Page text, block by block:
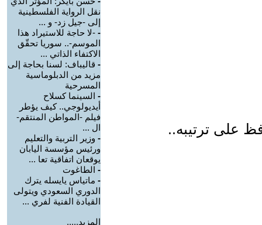
على ترتيبه..
نقل الرواية الفلسطينية
إلى -جيل زد- و ...
- -لا حاجة للاستيراد هذا
الموسم-.. سوريا تحقّق
الاكتفاء الذاتي ...
- قاليباف: لسنا بحاجة إلى
مزيد من الدبلوماسية
المسرحية
- السينما كسلاح
أيديولوجي.. كيف يؤطر
فيلم -المواطن المنتقم-
ال ...
- وزير التربية والتعليم
ورئيس مؤسسة اليابان
يوقعان اتفاقية تعا ...
- الطاغوت
- ماتياس يايسله يترك
الدوري السعودي ويتولى
القيادة الفنية لفري ...
المزيد.....